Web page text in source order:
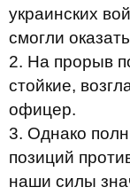
украинских
смогли
2. На прорыв
стойкие,
офицер.
3. Однако
позиций
наши силы